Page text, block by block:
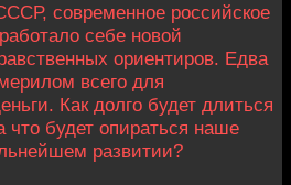
современное российское
себе новой
ориентиров. Едва
всего для
Как долго будет длиться
что будет опираться наше
развитии?